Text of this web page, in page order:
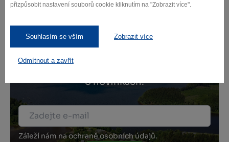
přizpůsobit nastavení souborů cookie kliknutím na "Zobrazit více".
Souhlasím se vším Zobrazit více
Odmítnout a zavřít
Zamilujte si Vysočinu
Přihlaste se k odběru našeho newsletteru
o novinkách.
Záleží nám na ochraně osobních údajů.